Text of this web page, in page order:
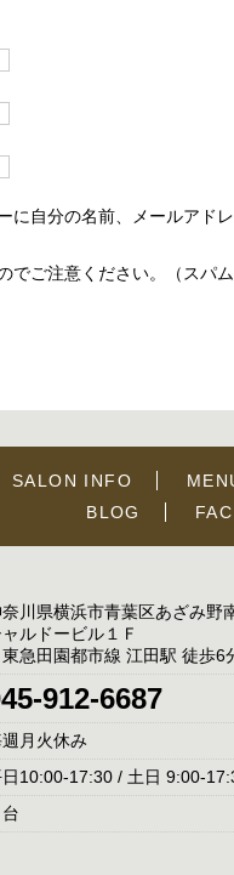
自分の名前、メールアド
ご注意ください。（スパム
SALON INFO
BLOG
川県横浜市青葉区あざみ野
ルドービル１Ｆ
東急田園都市線 江田駅 徒歩6
912-6687
月火休み
10:00-17:30 / 土日 9:00-
台